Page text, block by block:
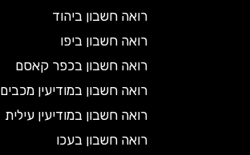
רואה חשבון ביהוד
רואה חשבון ביפו
רואה חשבון בכפר קאסם
רואה חשבון במודיעין מכבים רעות
רואה חשבון במודיעין עילית
רואה חשבון בעכו